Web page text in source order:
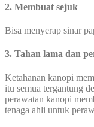
2. Membuat sejuk
Bisa menyerap sinar
3. Tahan lama dan
Ketahanan kanopi
itu semua tergantung
perawatan kanopi
tenaga ahli untuk